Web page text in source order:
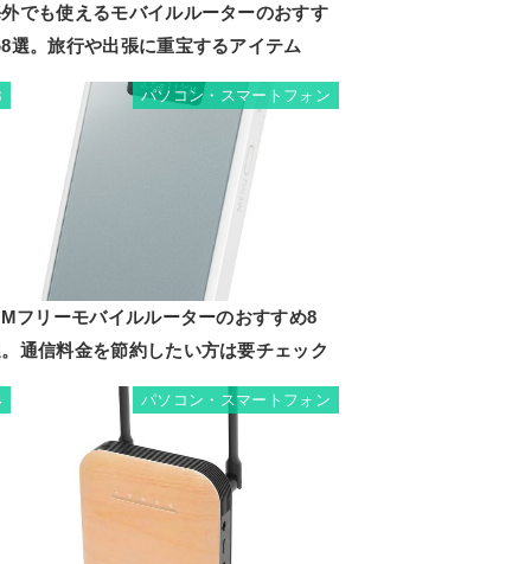
でも使えるモバイルルーターのおすす
選。旅行や出張に重宝するアイテム
パソコン・スマートフォン
フリーモバイルルーターのおすすめ8
通信料金を節約したい方は要チェック
パソコン・スマートフォン